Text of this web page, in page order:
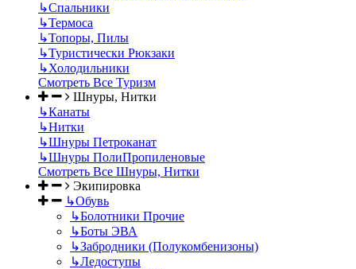
↳Спальники
↳Термоса
↳Топоры, Пилы
↳Туристически Рюкзаки
↳Холодильники
Смотреть Все Туризм
Шнуры, Нитки
↳Канаты
↳Нитки
↳Шнуры Петроканат
↳Шнуры ПолиПропиленовые
Смотреть Все Шнуры, Нитки
Экипировка
↳Обувь
↳Болотники Прочие
↳Боты ЭВА
↳Забродники (Полукомбенизоны)
↳Ледоступы